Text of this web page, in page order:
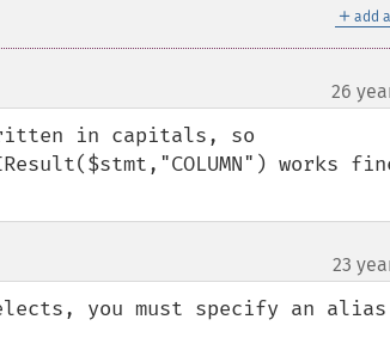
＋ add
26
in capitals, so
works
23
you must specify an